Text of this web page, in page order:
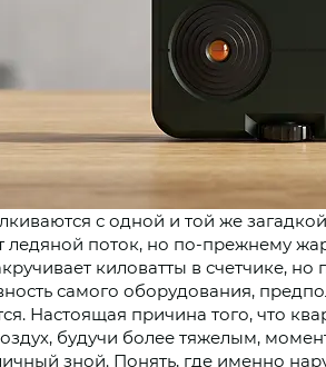
с одной и той же
поток, но по-прежнему
киловатты в счетчике,
самого оборудования,
Настоящая причина того, что
будучи более тяжелым,
зной. Понять, где именно